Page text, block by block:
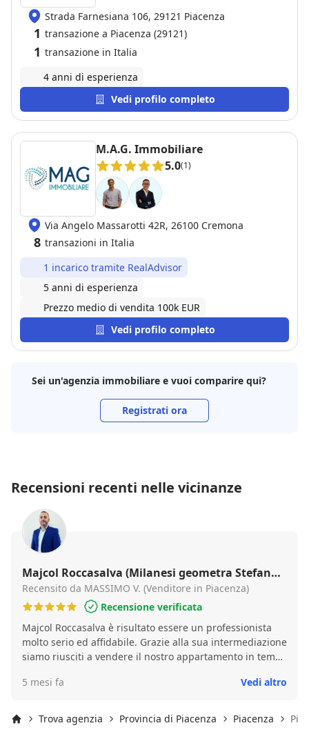
Strada Farnesiana 106, 29121 Piacenza
1 transazione a Piacenza (29121)
1 transazione in Italia
4 anni di esperienza
Vedi profilo completo
M.A.G. Immobiliare
5.0(1)
Via Angelo Massarotti 42R, 26100 Cremona
8 transazioni in Italia
1 incarico tramite RealAdvisor
5 anni di esperienza
Prezzo medio di vendita 100k EUR
Vedi profilo completo
Sei un'agenzia immobiliare e vuoi comparire qui?
Registrati ora
Recensioni recenti nelle vicinanze
Majcol Roccasalva (Milanesi geometra Stefano
servizi immobiliari)
Recensito da MASSIMO V. (Venditore in Piacenza)
Recensione verificata
Majcol Roccasalva è risultato essere un professionista
molto serio ed affidabile. Grazie alla sua intermediazione
siamo riusciti a vendere il nostro appartamento in tempi
fatta da Majcol. Raccomandiamo sicuramente questo
5 mesi fa Vedi altro
Trova agenzia Provincia di Piacenza Piacenza